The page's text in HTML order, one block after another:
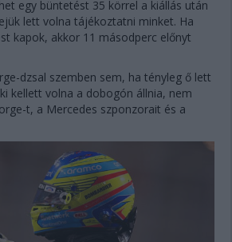
egy büntetést 35 körrel a kiállás után
lett volna tájékoztatni minket. Ha
kapok, akkor 11 másodperc előnyt
dzsal szemben sem, ha tényleg ő lett
kellett volna a dobogón állnia, nem
t, a Mercedes szponzorait és a